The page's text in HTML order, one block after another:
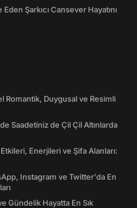
Şarkıcı Cansever Hayatını
Romantik, Duygusal ve Resimli
Saadetiniz de Çil Çil Altınlarda
Enerjileri ve Şifa Alanları:
Instagram ve Twitter'da En
Gündelik Hayatta En Sık